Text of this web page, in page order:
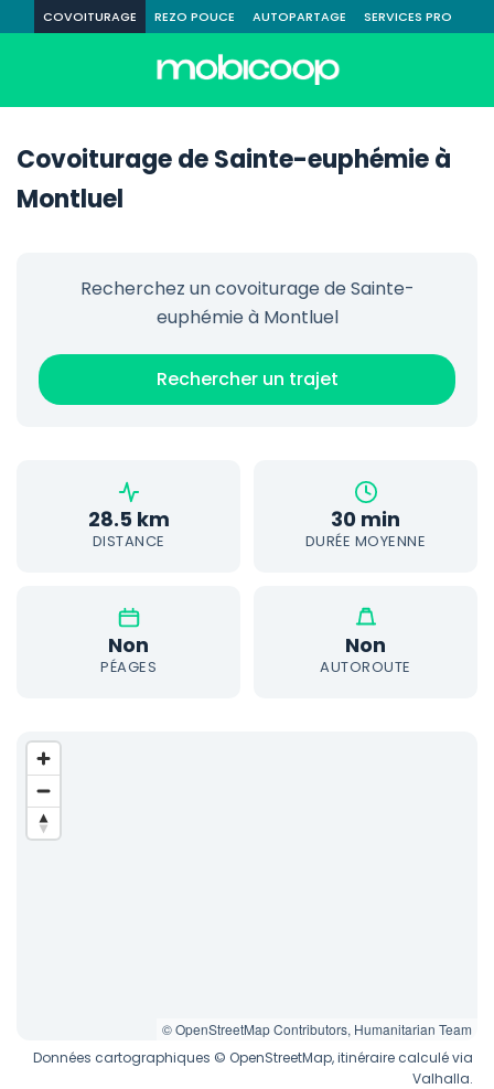
COVOITURAGE REZO POUCE AUTOPARTAGE SERVICES PRO
Covoiturage de Sainte-euphémie à
Montluel
Recherchez un covoiturage de Sainte-
euphémie à Montluel
Rechercher un trajet
28.5 km
DISTANCE
30 min
DURÉE MOYENNE
Non
PÉAGES
Non
AUTOROUTE
© OpenStreetMap Contributors, Humanitarian Team
Données cartographiques © OpenStreetMap, itinéraire calculé via
Valhalla.